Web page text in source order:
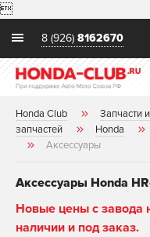

8 (926) 8162670
Honda Club Запчасти
запчастей
Honda
Аксессуары
Аксессуары Honda
Новые цены с завода
наличии и под заказ.